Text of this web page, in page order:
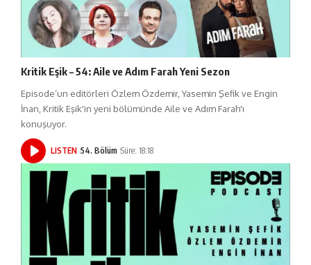
Kritik Eşik – 54: Aile ve Adım Farah Yeni Sezon
Episode’un editörleri Özlem Özdemir, Yasemin Şefik ve Engin
İnan, Kritik Eşik'in yeni bölümünde Aile ve Adım Farah'ı
konuşuyor.
LISTEN 54. Bölüm Süre: 18:18